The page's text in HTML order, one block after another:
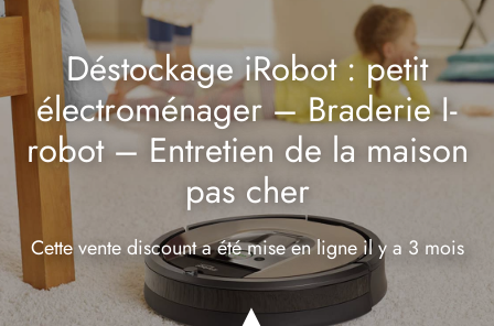
Déstockage iRobot : petit
électroménager – Braderie I-
robot – Entretien de la maison
pas cher
Cette vente discount a été mise en ligneil y a 3 mois